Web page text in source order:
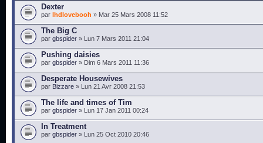
Dexter
par lhdlovebooh » Mar 25 Mars 2008 11:52
The Big C
par gbspider » Lun 7 Mars 2011 21:04
Pushing daisies
par gbspider » Dim 6 Mars 2011 11:36
Desperate Housewives
par Bizzare » Lun 21 Avr 2008 21:53
The life and times of Tim
par gbspider » Lun 17 Jan 2011 00:24
In Treatment
par gbspider » Lun 25 Oct 2010 20:46